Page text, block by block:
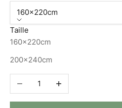
160x220cm
Taille
160x220cm
200x240cm
Diminuer la quantitéAugmenter la quantité